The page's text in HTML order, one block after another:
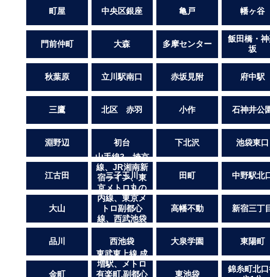
町屋
中央区銀座 亀戸 幡ヶ谷
門前仲町 大森 多摩センター
飯田橋・
坂
秋葉原 立川駅南口 赤坂見附 府中駅
三鷹 北区 赤羽 小作 石神井公
淵野辺 初台 下北沢 池袋東口
江古田 二子玉川 田町 中野駅北
大山
山手線3、埼京
線、JR湘南新
宿ライン、東
京メトロ丸の
内線、東京メ
トロ副都心
線、西武池袋
線、東武東上
線「池袋駅」
東口より徒歩3
分
高幡不動 新宿三丁
品川 西池袋 大泉学園 東陽町
金町
東武東上線 成
増駅、メトロ
有楽町.副都心
東池袋
錦糸町北